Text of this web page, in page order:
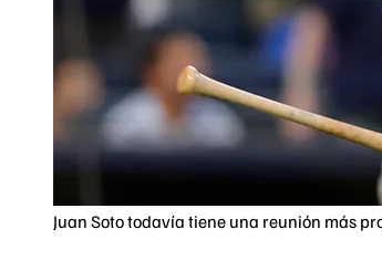
Juan Soto todavía tiene una reunión más